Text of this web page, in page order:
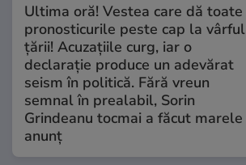
Ultima oră! Vestea care dă toate
pronosticurile peste cap la vârful
țării! Acuzațiile curg, iar o
declarație produce un adevărat
seism în politică. Fără vreun
semnal în prealabil, Sorin
Grindeanu tocmai a făcut marele
anunț